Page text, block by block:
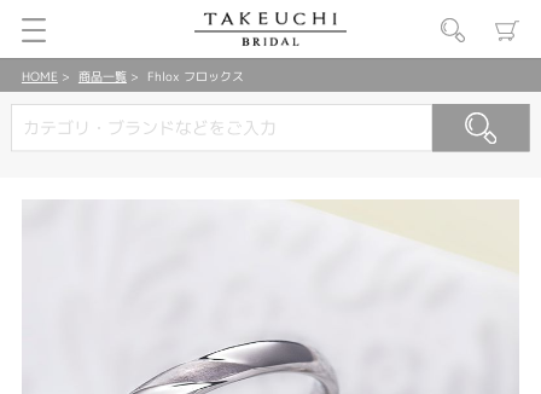
HOME 商品一覧 Fhlox フロックス